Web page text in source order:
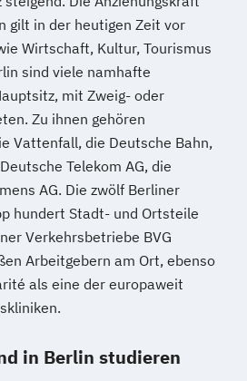
gilt in der heutigen Zeit vor
Wirtschaft, Kultur, Tourismus
sind viele namhafte
mit Zweig- oder
Zu ihnen gehören
Vattenfall, die Deutsche Bahn,
Telekom AG, die
AG. Die zwölf Berliner
hundert Stadt- und Ortsteile
Verkehrsbetriebe BVG
Arbeitgebern am Ort, ebenso
als eine der europaweit
in Berlin studieren